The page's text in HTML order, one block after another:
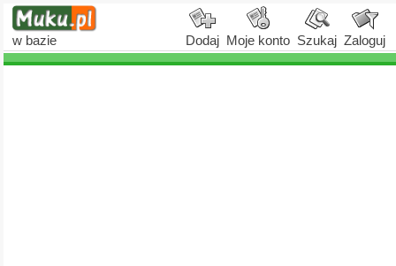
w bazie Dodaj Moje konto Szukaj Zaloguj